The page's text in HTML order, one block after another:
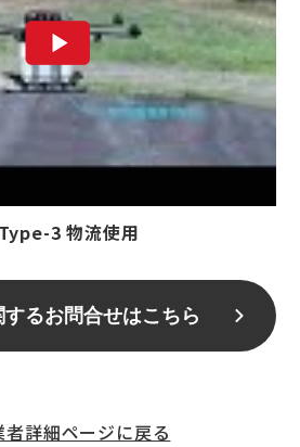
3 物流使用
るお問合せはこちら
者詳細ページに戻る